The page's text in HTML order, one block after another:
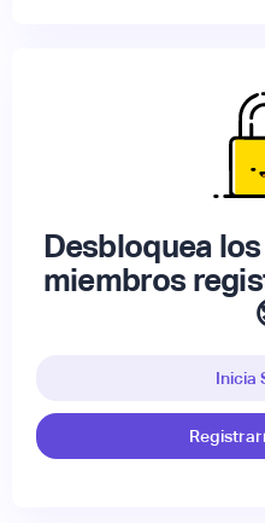
Desbloquea
miembros
Inicia